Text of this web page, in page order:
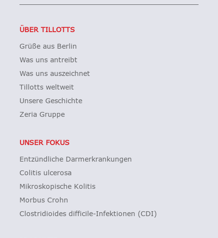
ÜBER TILLOTTS
Grüße aus Berlin
Was uns antreibt
Was uns auszeichnet
Tillotts weltweit
Unsere Geschichte
Zeria Gruppe
UNSER FOKUS
Entzündliche Darmerkrankungen
Colitis ulcerosa
Mikroskopische Kolitis
Morbus Crohn
Clostridioides difficile-Infektionen (CDI)